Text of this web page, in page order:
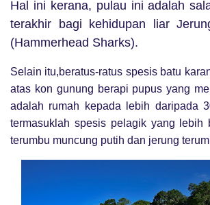
Hal ini kerana, pulau ini adalah
terakhir bagi kehidupan liar
(Hammerhead Sharks).
Selain itu,beratus-ratus spesis batu
atas kon gunung berapi pupus yang
adalah rumah kepada lebih daripada
termasuklah spesis pelagik yang lebih
terumbu muncung putih dan jerung